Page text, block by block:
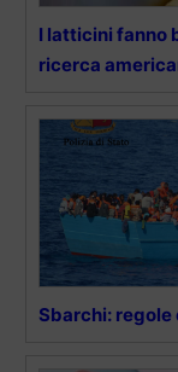
I latticini fanno
ricerca
Sbarchi: regole